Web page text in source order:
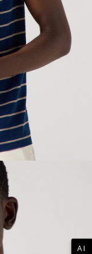
AI